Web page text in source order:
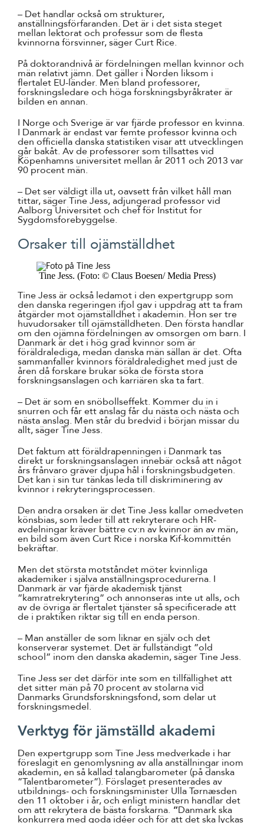
– Det handlar också om strukturer,
anställningsförfaranden. Det är i det sista steget
mellan lektorat och professur som de flesta
kvinnorna försvinner, säger Curt Rice.
På doktorandnivå är fördelningen mellan kvinnor och
män relativt jämn. Det gäller i Norden liksom i
flertalet EU-länder. Men bland professorer,
forskningsledare och höga forskningsbyråkrater är
bilden en annan.
I Norge och Sverige är var fjärde professor en kvinna.
I Danmark är endast var femte professor kvinna och
den officiella danska statistiken visar att utvecklingen
går bakåt. Av de professorer som tillsattes vid
Köpenhamns universitet mellan år 2011 och 2013 var
90 procent män.
– Det ser väldigt illa ut, oavsett från vilket håll man
tittar, säger Tine Jess, adjungerad professor vid
Aalborg Universitet och chef för Institut for
Sygdomsforebyggelse.
Orsaker till ojämställdhet
Tine Jess. (Foto: © Claus Boesen/ Media Press)
Tine Jess är också ledamot i den expertgrupp som
den danska regeringen ifjol gav i uppdrag att ta fram
åtgärder mot ojämställdhet i akademin. Hon ser tre
huvudorsaker till ojämställdheten. Den första handlar
om den ojämna fördelningen av omsorgen om barn. I
Danmark är det i hög grad kvinnor som är
föräldralediga, medan danska män sällan är det. Ofta
sammanfaller kvinnors föräldraledighet med just de
åren då forskare brukar söka de första stora
forskningsanslagen och karriären ska ta fart.
– Det är som en snöbollseffekt. Kommer du in i
snurren och får ett anslag får du nästa och nästa och
nästa anslag. Men står du bredvid i början missar du
allt, säger Tine Jess.
Det faktum att föräldrapenningen i Danmark tas
direkt ur forskningsanslagen innebär också att något
års frånvaro gräver djupa hål i forskningsbudgeten.
Det kan i sin tur tänkas leda till diskriminering av
kvinnor i rekryteringsprocessen.
Den andra orsaken är det Tine Jess kallar omedveten
könsbias, som leder till att rekryterare och HR-
avdelningar kräver bättre cv:n av kvinnor än av män,
en bild som även Curt Rice i norska Kif-kommittén
bekräftar.
Men det största motståndet möter kvinnliga
akademiker i själva anställningsprocedurerna. I
Danmark är var fjärde akademisk tjänst
”kamratrekrytering” och annonseras inte ut alls, och
av de övriga är flertalet tjänster så specificerade att
de i praktiken riktar sig till en enda person.
– Man anställer de som liknar en själv och det
konserverar systemet. Det är fullständigt ”old
school” inom den danska akademin, säger Tine Jess.
Tine Jess ser det därför inte som en tillfällighet att
det sitter män på 70 procent av stolarna vid
Danmarks Grundsforskningsfond, som delar ut
forskningsmedel.
Verktyg för jämställd akademi
Den expertgrupp som Tine Jess medverkade i har
föreslagit en genomlysning av alla anställningar inom
akademin, en så kallad talangbarometer (på danska
”Talentbarometer”). Förslaget presenterades av
utbildnings- och forskningsminister Ulla Tørnæsden
den 11 oktober i år, och enligt ministern handlar det
om att rekrytera de bästa forskarna. ”Danmark ska
konkurrera med goda idéer och för att det ska lyckas